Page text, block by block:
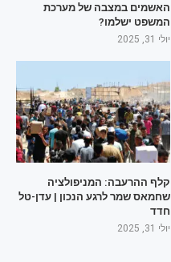
האשמים במצבה של מערכת
המשפט ישלמו?
יולי 31, 2025
קלף ההרעבה: המניפולציה
שחמאס שמר לרגע הנכון | עדן-טל
חדד
יולי 31, 2025